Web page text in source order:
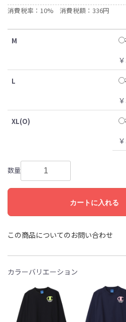
消費税率：10% 消費税額：336円
M
L
XL(O)
数量
カートに入れる
この商品についてのお問い合わせ
カラーバリエーション